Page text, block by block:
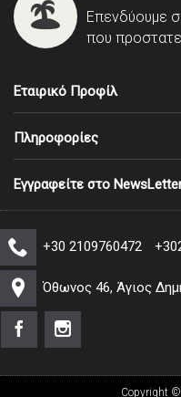
Επενδύουμε
που
Εταιρικό Προφίλ
Πληροφορίες
Εγγραφείτε στο
+30 2109760472
Όθωνος 46, Άγιος
Copyright